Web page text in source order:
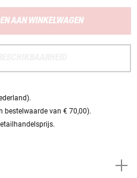
AAN WINKELWAGEN
bestelwaarde van € 70,00).